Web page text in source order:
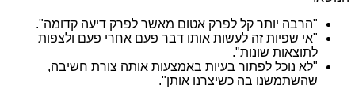
"הרבה יותר קל לפרק אטום מאשר לפרק דיעה קדומה".
"אי שפיות זה לעשות אותו דבר פעם אחרי פעם ולצפות
לתוצאות שונות".
"לא נוכל לפתור בעיות באמצעות אותה צורת חשיבה,
שהשתמשנו בה כשיצרנו אותן".